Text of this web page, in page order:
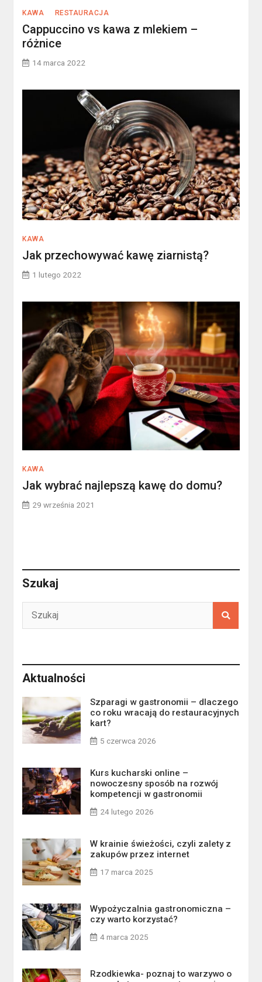
KAWA RESTAURACJA
Cappuccino vs kawa z mlekiem –
różnice
14 marca 2022
KAWA
Jak przechowywać kawę ziarnistą?
1 lutego 2022
KAWA
Jak wybrać najlepszą kawę do domu?
29 września 2021
Szukaj
Aktualności
Szparagi w gastronomii – dlaczego
co roku wracają do restauracyjnych
kart?
5 czerwca 2026
Kurs kucharski online –
nowoczesny sposób na rozwój
kompetencji w gastronomii
24 lutego 2026
W krainie świeżości, czyli zalety z
zakupów przez internet
17 marca 2025
Wypożyczalnia gastronomiczna –
czy warto korzystać?
4 marca 2025
Rzodkiewka- poznaj to warzywo o